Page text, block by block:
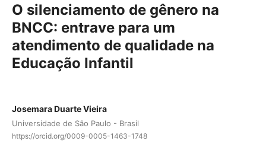
O silenciamento de gênero na
BNCC: entrave para um
atendimento de qualidade na
Educação Infantil
Josemara Duarte Vieira
Universidade de São Paulo - Brasil
https://orcid.org/0009-0005-1463-1748